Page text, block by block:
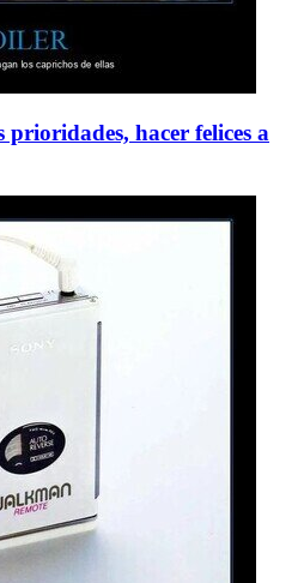
prioridades, hacer felices a